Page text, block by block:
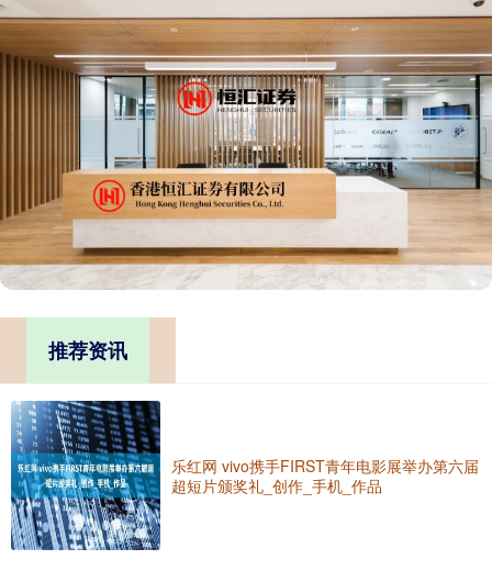
推荐资讯
乐红网 vivo携手FIRST青年电影展举办第六届
超短片颁奖礼_创作_手机_作品